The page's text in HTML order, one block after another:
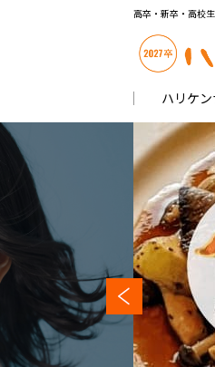
高卒・新卒・高校
ハリケ